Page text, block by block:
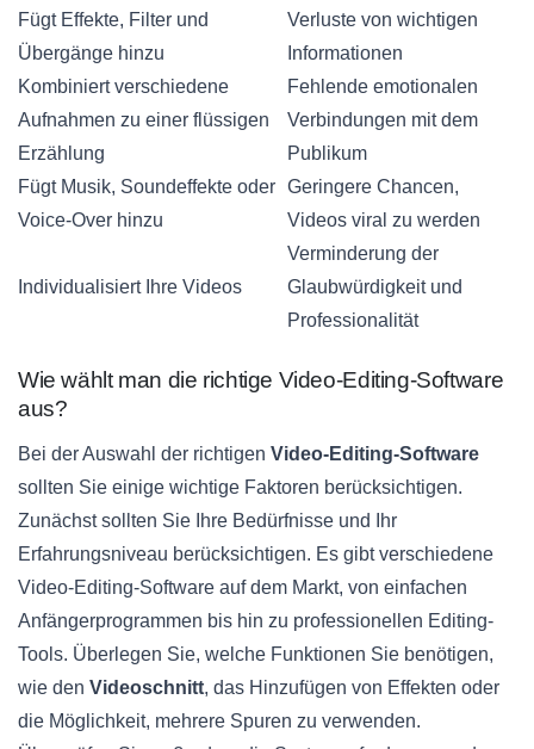
Fügt Effekte, Filter und
Übergänge hinzu
Verluste von wichtigen
Informationen
Kombiniert verschiedene
Aufnahmen zu einer flüssigen
Erzählung
Fehlende emotionalen
Verbindungen mit dem
Publikum
Fügt Musik, Soundeffekte oder
Voice-Over hinzu
Geringere Chancen,
Videos viral zu werden
Individualisiert Ihre Videos
Verminderung der
Glaubwürdigkeit und
Professionalität
Wie wählt man die richtige Video-Editing-Software
aus?
Bei der Auswahl der richtigen Video-Editing-Software
sollten Sie einige wichtige Faktoren berücksichtigen.
Zunächst sollten Sie Ihre Bedürfnisse und Ihr
Erfahrungsniveau berücksichtigen. Es gibt verschiedene
Video-Editing-Software auf dem Markt, von einfachen
Anfängerprogrammen bis hin zu professionellen Editing-
Tools. Überlegen Sie, welche Funktionen Sie benötigen,
wie den Videoschnitt, das Hinzufügen von Effekten oder
die Möglichkeit, mehrere Spuren zu verwenden.